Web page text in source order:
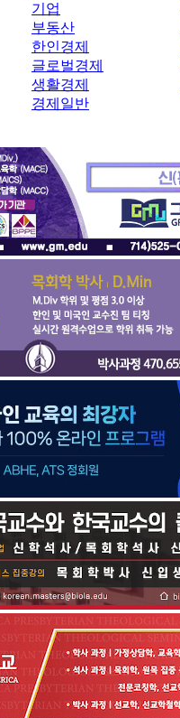
기업
부동산
한인경제
글로벌경제
생활경제
경제일반